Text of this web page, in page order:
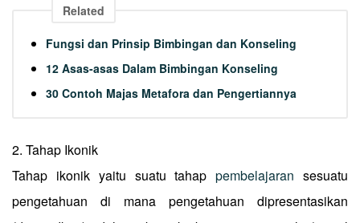
Related
Fungsi dan Prinsip Bimbingan dan Konseling
12 Asas-asas Dalam Bimbingan Konseling
30 Contoh Majas Metafora dan Pengertiannya
2. Tahap Ikonik
Tahap ikonik yaitu suatu tahappembelajaran sesuatu
pengetahuan di mana pengetahuan dipresentasikan